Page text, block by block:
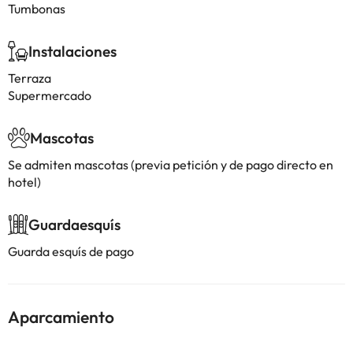
Tumbonas
Instalaciones
Terraza
Supermercado
Mascotas
Se admiten mascotas (previa petición y de pago directo en
hotel)
Guardaesquís
Guarda esquís de pago
Aparcamiento